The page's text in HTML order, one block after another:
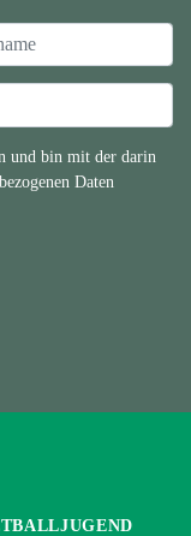
und bin mit der darin
Daten